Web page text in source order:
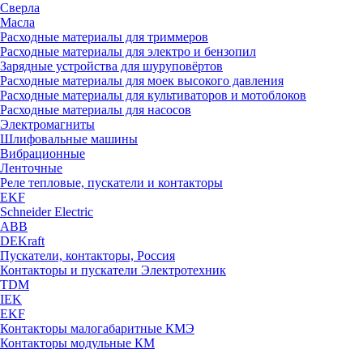
Сверла
Масла
Расходные материалы для триммеров
Расходные материалы для электро и бензопил
Зарядные устройства для шуруповёртов
Расходные материалы для моек высокого давления
Расходные материалы для культиваторов и мотоблоков
Расходные материалы для насосов
Электромагниты
Шлифовальные машины
Вибрационные
Ленточные
Реле тепловые, пускатели и контакторы
EKF
Schneider Electric
ABB
DEKraft
Пускатели, контакторы, Россия
Контакторы и пускатели Электротехник
TDM
IEK
EKF
Контакторы малогабаритные КМЭ
Контакторы модульные КМ